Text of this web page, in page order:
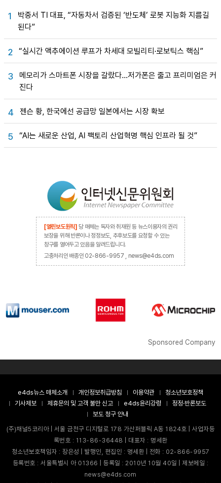
1
박중서 TI 대표, “자동차서 검증된 ‘반도체’ 로봇 지능화 지름길
된다”
2 “실시간 액추에이션 루프가 차세대 모빌리티·로보틱스 핵심”
3
메모리가 스마트폰 시장을 갈랐다…저가폰은 줄고 프리미엄은 커
진다
4 젠슨 황, 한국에선 공급망 일본에서는 시장 확보
5 “AI는 새로운 산업, AI 팩토리 산업혁명 핵심 인프라 될 것”
[열린보도원칙] 당 매체는 독자와 취재원 등 뉴스이용자의 권리
보장을 위해 반론이나 정정보도, 추후보도를 요청할 수 있는
창구를 열어두고 있음을 알려드립니다.
고충처리인 배종인 02-866-9957 , news@e4ds.com
Sponsored Company
e4ds뉴스 매체소개 개인정보취급방침 이용약관
청소년보호정책
기사제보
제휴문의 및 고객 불만 신고 e4ds윤리강령
정정·반론보도
보도 청구 안내
(주)채널5코리아 | 서울 금천구 디지털로 178 가산퍼블릭 A동 1824호 | 사업자등
록번호 : 113-86-36448 | 대표자 : 명세환
청소년보호책임자 : 장은성 | 발행인, 편집인 : 명세환 | 전화 : 02-866-9957
등록번호 : 서울특별시 아 01366 | 등록일 : 2010년 10월 40일 | 제보메일 :
news@e4ds.com